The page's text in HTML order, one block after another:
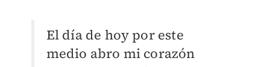
El día de hoy por este
medio abro mi corazón